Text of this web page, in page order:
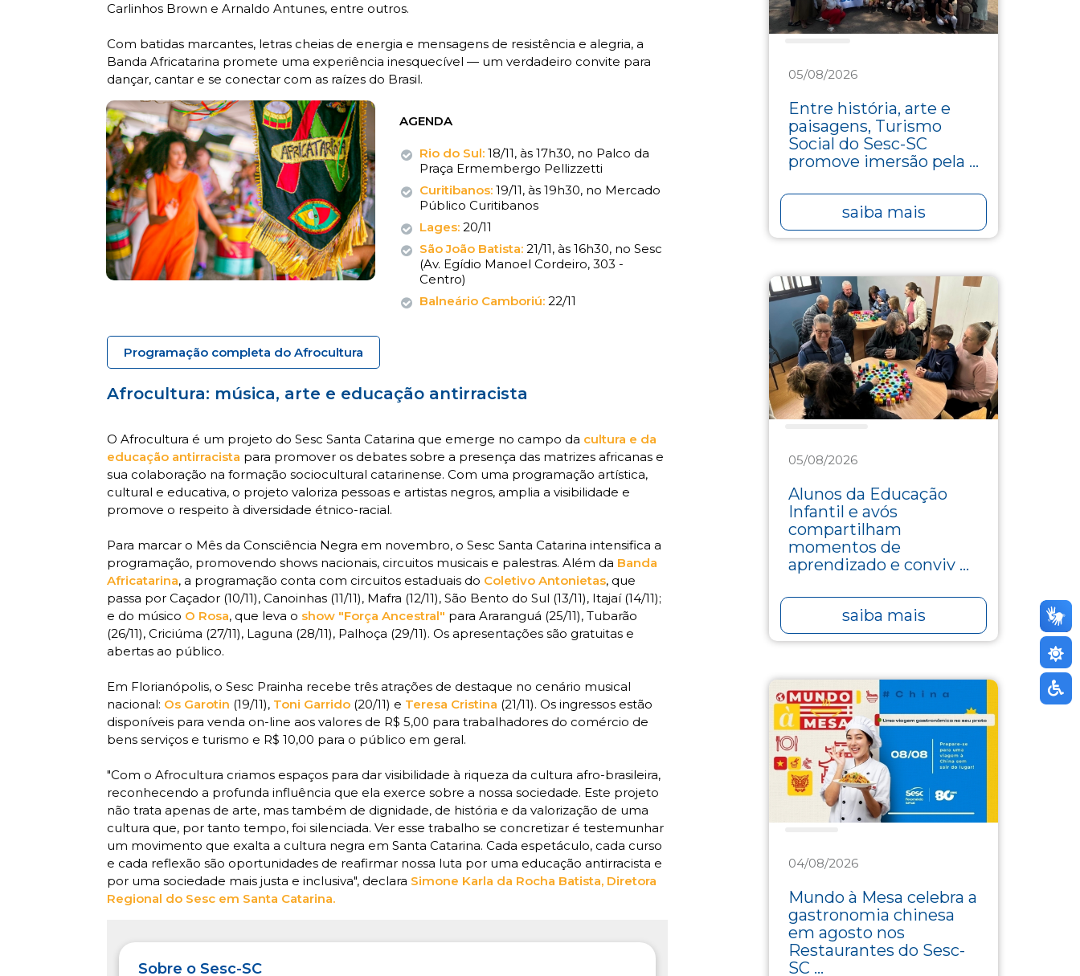
Carlinhos Brown e Arnaldo Antunes, entre outros.
Com batidas marcantes, letras cheias de energia e mensagens de resistência e alegria, a
Banda Africatarina promete uma experiência inesquecível — um verdadeiro convite para
dançar, cantar e se conectar com as raízes do Brasil.
AGENDA
Rio do Sul: 18/11, às 17h30, no Palco da
Praça Ermembergo Pellizzetti
Curitibanos: 19/11, às 19h30, no Mercado
Público Curitibanos
Lages: 20/11
São João Batista: 21/11, às 16h30, no Sesc
(Av. Egídio Manoel Cordeiro, 303 -
Centro)
Balneário Camboriú: 22/11
Programação completa do Afrocultura
Afrocultura: música, arte e educação antirracista
O Afrocultura é um projeto do Sesc Santa Catarina que emerge no campo da cultura e da
educação antirracista para promover os debates sobre a presença das matrizes africanas e
sua colaboração na formação sociocultural catarinense. Com uma programação artística,
cultural e educativa, o projeto valoriza pessoas e artistas negros, amplia a visibilidade e
promove o respeito à diversidade étnico-racial.
Para marcar o Mês da Consciência Negra em novembro, o Sesc Santa Catarina intensifica a
programação, promovendo shows nacionais, circuitos musicais e palestras. Além da Banda
Africatarina, a programação conta com circuitos estaduais do Coletivo Antonietas, que
passa por Caçador (10/11), Canoinhas (11/11), Mafra (12/11), São Bento do Sul (13/11), Itajaí (14/11);
e do músico O Rosa, que leva o show "Força Ancestral" para Araranguá (25/11), Tubarão
(26/11), Criciúma (27/11), Laguna (28/11), Palhoça (29/11). Os apresentações são gratuitas e
abertas ao público.
Em Florianópolis, o Sesc Prainha recebe três atrações de destaque no cenário musical
nacional: Os Garotin (19/11), Toni Garrido (20/11) e Teresa Cristina (21/11). Os ingressos estão
disponíveis para venda on-line aos valores de R$ 5,00 para trabalhadores do comércio de
bens serviços e turismo e R$ 10,00 para o público em geral.
"Com o Afrocultura criamos espaços para dar visibilidade à riqueza da cultura afro-brasileira,
reconhecendo a profunda influência que ela exerce sobre a nossa sociedade. Este projeto
não trata apenas de arte, mas também de dignidade, de história e da valorização de uma
cultura que, por tanto tempo, foi silenciada. Ver esse trabalho se concretizar é testemunhar
um movimento que exalta a cultura negra em Santa Catarina. Cada espetáculo, cada curso
e cada reflexão são oportunidades de reafirmar nossa luta por uma educação antirracista e
por uma sociedade mais justa e inclusiva", declara Simone Karla da Rocha Batista, Diretora
Regional do Sesc em Santa Catarina.
Sobre o Sesc-SC
05/08/2026
Entre história, arte e
paisagens, Turismo
Social do Sesc-SC
promove imersão pela ...
saiba mais
05/08/2026
Alunos da Educação
Infantil e avós
compartilham
momentos de
aprendizado e conviv ...
saiba mais
04/08/2026
Mundo à Mesa celebra a
gastronomia chinesa
em agosto nos
Restaurantes do Sesc-
SC ...